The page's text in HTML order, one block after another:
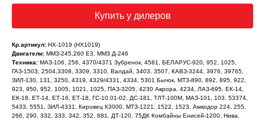
Купить у дилеров
Кр.артикул: HX-1019 (HX1019)
Двигатели: ММЗ-245,260 Е3, ММЗ Д-246
Техника: МАЗ-106, 256, 4370/4371 Зубренок, 4581, БЕЛАРУС-920, 952, 1025,
ГАЗ-1503, 2504,3308, 3309, 3310, Валдай, 3403, 3507, КАВЗ-3244, 3976, 39765,
ЗИЛ-130, 131, 3250, 4319, 4329/4331, 4334, 5301 Бычок, МТЗ-890, 892, 895, 922,
923, 950, 952, 1005, 1021, 1025, ПАЗ-3205, 4230 Аврора, 4234, ЛАЗ-695, ЕК-14,
ЕК-18, ЕТ-14, ЕТ-16, ЕТ-18, ГС-10.01-02, ДС-181, ТЛТ-100М, МАЗ-101, 103, 53374,
5433, 5551, ЗИЛ-4331, Кировец К3000, МТЗ-1221, 1522, 1523, Амкодор 224, 255,
266, 290, 332, 333, 342, 352, 681, ДТ-120, 75ДК Комбайны Енисей-1200, Нива,